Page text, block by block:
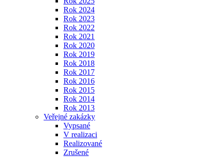
Rok 2024
Rok 2023
Rok 2022
Rok 2021
Rok 2020
Rok 2019
Rok 2018
Rok 2017
Rok 2016
Rok 2015
Rok 2014
Rok 2013
Veřejné zakázky
Vypsané
V realizaci
Realizované
Zrušené